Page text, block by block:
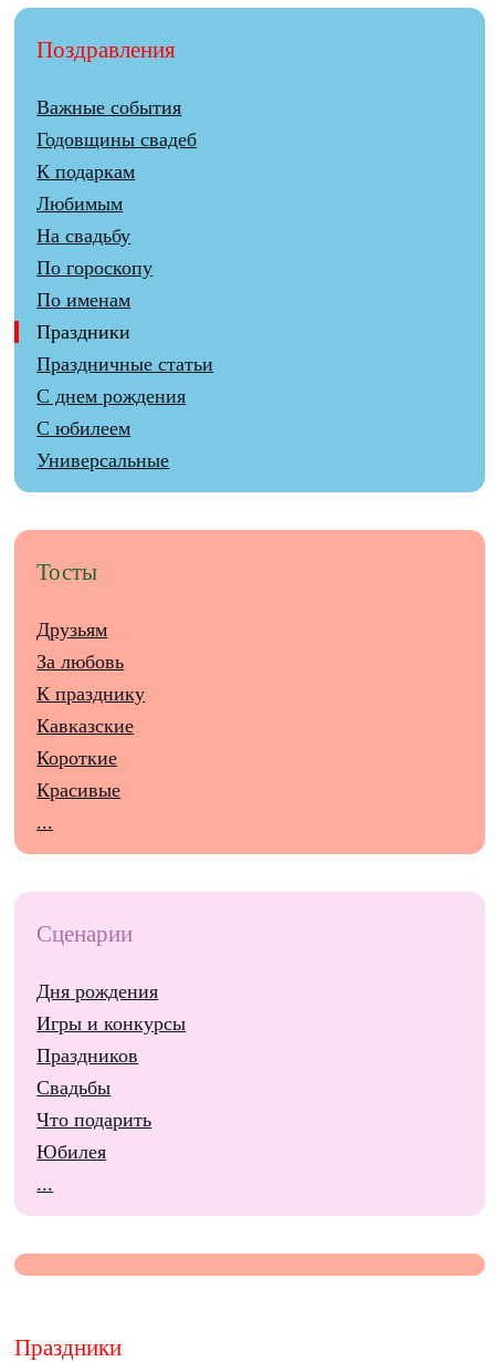
Поздравления
Важные события
Годовщины свадеб
К подаркам
Любимым
На свадьбу
По гороскопу
По именам
Праздники
Праздничные статьи
С днем рождения
С юбилеем
Универсальные
Тосты
Друзьям
За любовь
К празднику
Кавказские
Короткие
Красивые
...
Сценарии
Дня рождения
Игры и конкурсы
Праздников
Свадьбы
Что подарить
Юбилея
...
Праздники